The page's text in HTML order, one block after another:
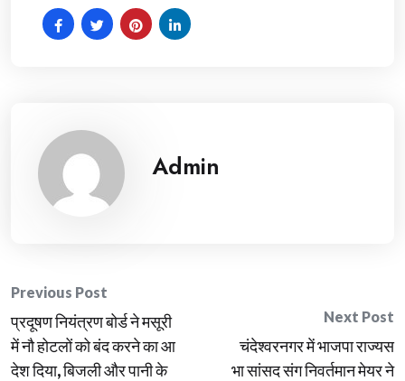
Admin
Post
navigation
Previous Post
प्रदूषण नियंत्रण बोर्ड ने मसूरी
में नौ होटलों को बंद करने का आ
देश दिया, बिजली और पानी के
Next Post
चंदेश्वरनगर में भाजपा राज्यस
भा सांसद संग निवर्तमान मेयर ने